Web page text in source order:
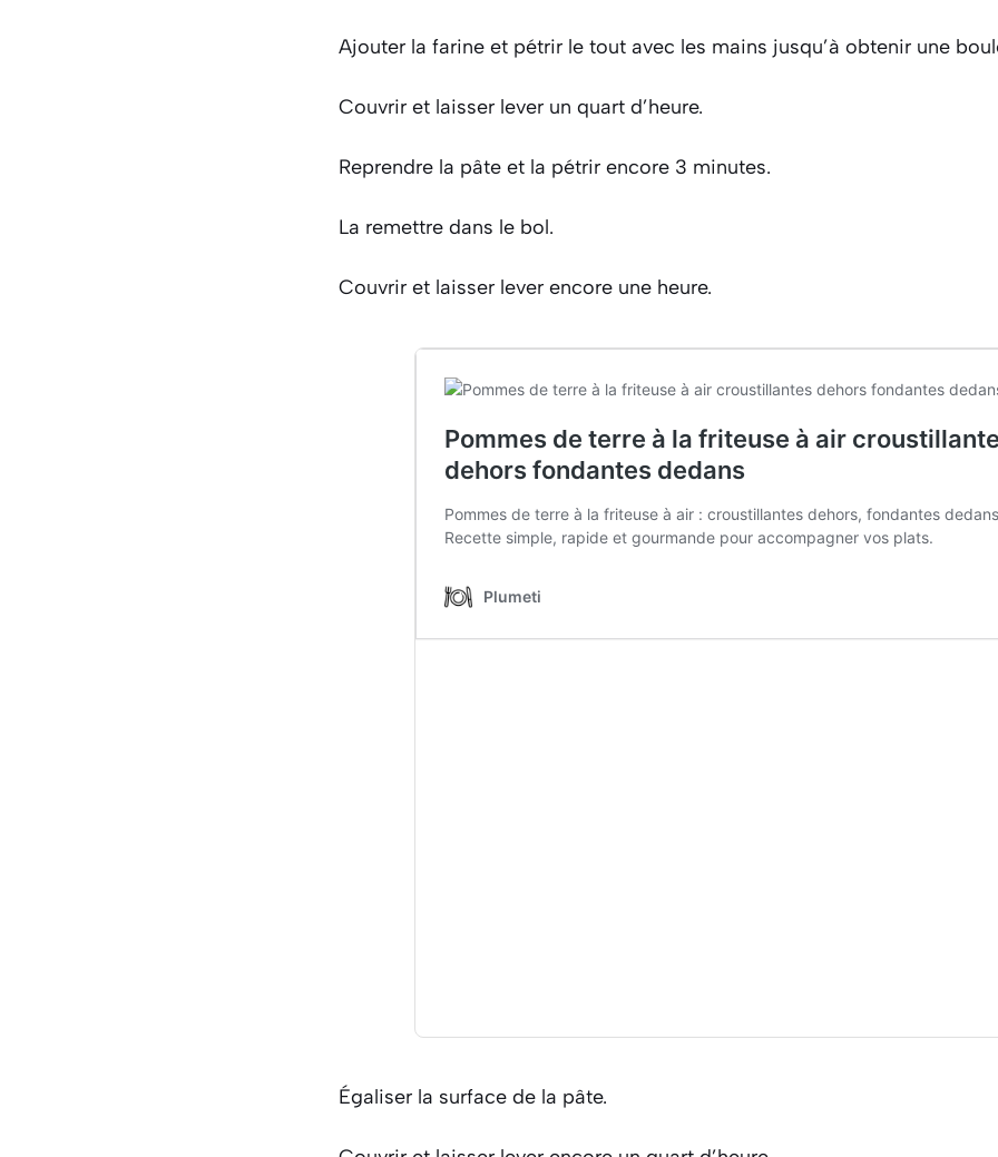
Ajouter la farine et pétrir le tout avec les mains jusqu’à obtenir une
Couvrir et laisser lever un quart d’heure.
Reprendre la pâte et la pétrir encore 3 minutes.
La remettre dans le bol.
Couvrir et laisser lever encore une heure.
Égaliser la surface de la pâte.